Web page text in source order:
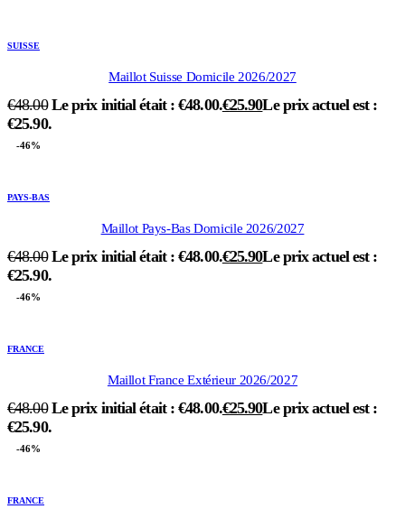
SUISSE
Maillot Suisse Domicile 2026/2027
€48.00 Le prix initial était : €48.00.€25.90Le prix actuel est :
€25.90.
-46%
PAYS-BAS
Maillot Pays-Bas Domicile 2026/2027
€48.00 Le prix initial était : €48.00.€25.90Le prix actuel est :
€25.90.
-46%
FRANCE
Maillot France Extérieur 2026/2027
€48.00 Le prix initial était : €48.00.€25.90Le prix actuel est :
€25.90.
-46%
FRANCE